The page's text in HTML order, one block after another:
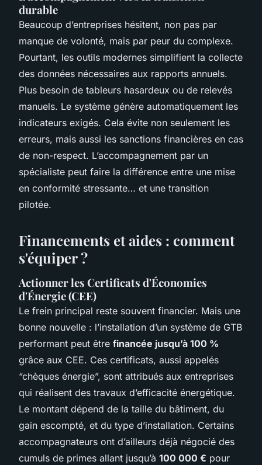
durable
Beaucoup d’entreprises hésitent, non pas par
manque de volonté, mais par peur du complexe.
Pourtant, les outils modernes simplifient la collecte
des données nécessaires aux rapports annuels.
Plus besoin de tableurs hasardeux ou de relevés
manuels. Le système génère automatiquement les
indicateurs exigés. Cela évite non seulement les
erreurs, mais aussi les sanctions financières en cas
de non-respect. L’accompagnement par un
spécialiste peut faire la différence entre une mise
en conformité stressante… et une transition
pilotée.
Financements et aides : comment
s'équiper ?
Actionner les Certificats d'Économies
d'Énergie (CEE)
Le frein principal reste souvent financier. Mais une
bonne nouvelle : l’installation d’un système de GTB
performant peut être financée jusqu’à 100 %
grâce aux CEE. Ces certificats, aussi appelés
“chèques énergie”, sont attribués aux entreprises
qui réalisent des travaux d’efficacité énergétique.
Le montant dépend de la taille du bâtiment, du
gain escompté, et du type d’installation. Certains
accompagnateurs ont d’ailleurs déjà négocié des
cumuls de primes allant jusqu’à 100 000 € pour